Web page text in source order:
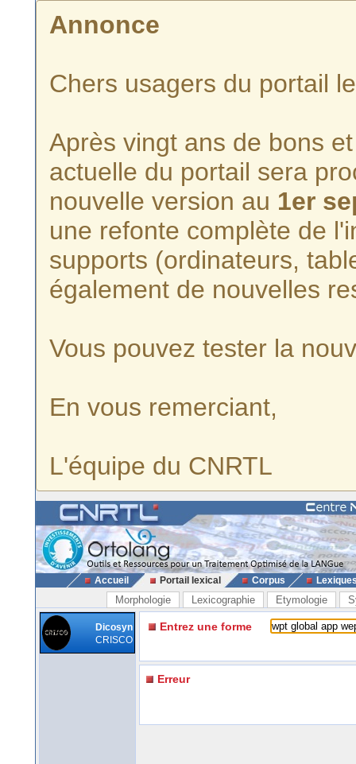
Annonce
Chers usagers du portail
Après vingt ans de bons
actuelle du portail sera
nouvelle version au 1er
une refonte complète de
supports (ordinateurs,
également de nouvelles
Vous pouvez tester la
En vous remerciant,
L'équipe du CNRTL
Accueil Portail lexical Corpus
Morphologie Lexicographie Etymologie
Dicosyn
CRISCO
Entrez une forme
Erreur